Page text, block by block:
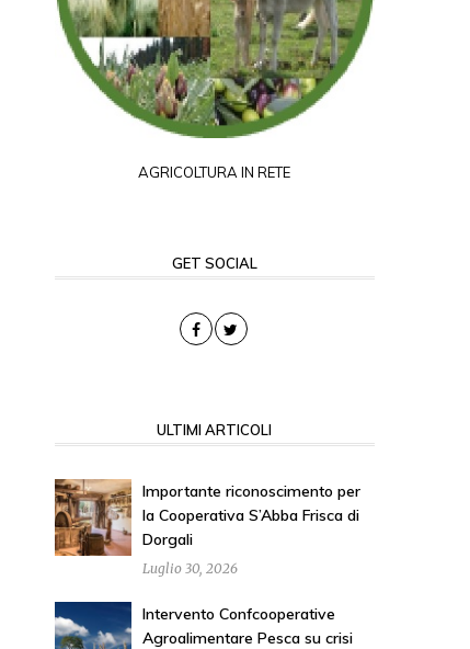
AGRICOLTURA IN RETE
GET SOCIAL
ULTIMI ARTICOLI
Importante riconoscimento per
la Cooperativa S’Abba Frisca di
Dorgali
Luglio 30, 2026
Intervento Confcooperative
Agroalimentare Pesca su crisi